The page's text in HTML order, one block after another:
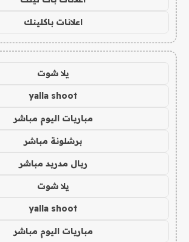
اعلانات باكلينك
يلا شوت
yalla shoot
مباريات اليوم مباشر
برشلونة مباشر
ريال مدريد مباشر
يلا شوت
yalla shoot
مباريات اليوم مباشر